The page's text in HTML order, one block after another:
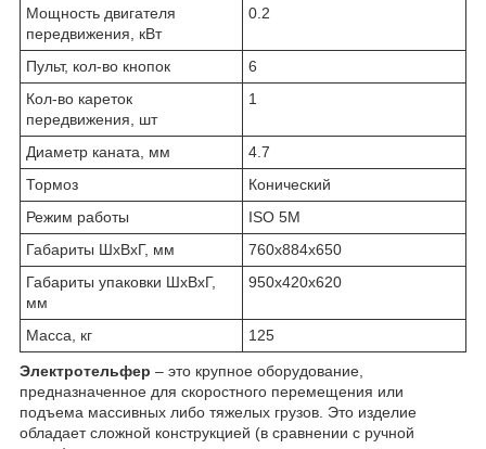
Мощность двигателя
передвижения, кВт
0.2
Пульт, кол-во кнопок
6
Кол-во кареток
передвижения, шт
1
Диаметр каната, мм
4.7
Тормоз
Конический
Режим работы
ISO 5M
Габариты ШхВхГ, мм
760х884х650
Габариты упаковки ШхВхГ,
мм
950х420х620
Масса, кг 125
Электротельфер – это крупное оборудование,
предназначенное для скоростного перемещения или
подъема массивных либо тяжелых грузов. Это изделие
обладает сложной конструкцией (в сравнении с ручной